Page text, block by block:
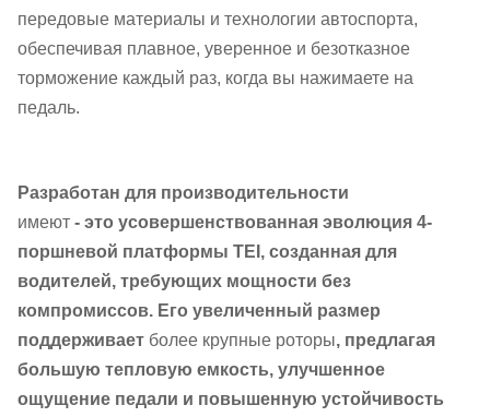
передовые материалы и технологии автоспорта,
обеспечивая плавное, уверенное и безотказное
торможение каждый раз, когда вы нажимаете на
педаль.
Разработан для производительности
имеют - это усовершенствованная эволюция 4-
поршневой платформы TEI, созданная для
водителей, требующих мощности без
компромиссов. Его увеличенный размер
поддерживает более крупные роторы, предлагая
большую тепловую емкость, улучшенное
ощущение педали и повышенную устойчивость